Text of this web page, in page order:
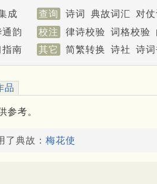
成 查询 诗词 典故词汇 对
通韵 校注 律诗校验 词格校验
指南 其它 简繁转换 诗社 诗
品
参考。
典故： 梅花使